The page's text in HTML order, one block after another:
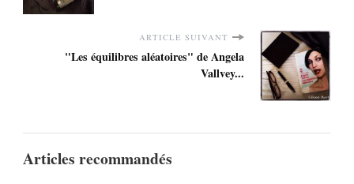
ARTICLE SUIVANT
"Les équilibres aléatoires" de Angela
Vallvey...
Articles recommandés